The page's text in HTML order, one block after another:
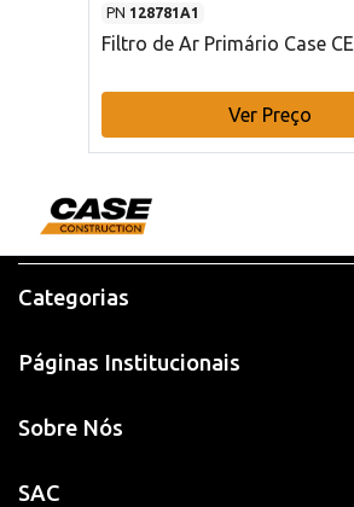
PN 128781A1
Filtro de Ar Primário Case CE
Ver Preço
Categorias
Páginas Institucionais
Sobre Nós
SAC